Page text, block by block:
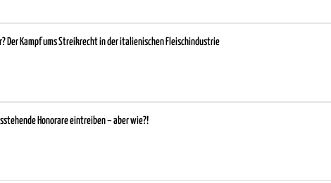
Der Kampf ums Streikrecht in der italienischen Fleischindustrie
Honorare eintreiben – aber wie?!